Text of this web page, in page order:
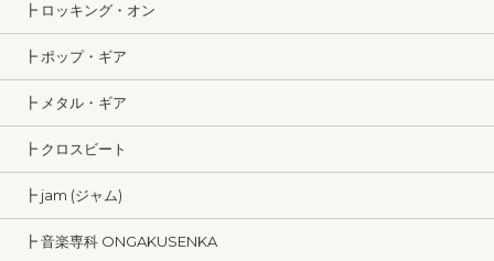
┣ ロッキング・オン
┣ ポップ・ギア
┣ メタル・ギア
┣ クロスビート
┣ jam (ジャム)
┣ 音楽専科 ONGAKUSENKA